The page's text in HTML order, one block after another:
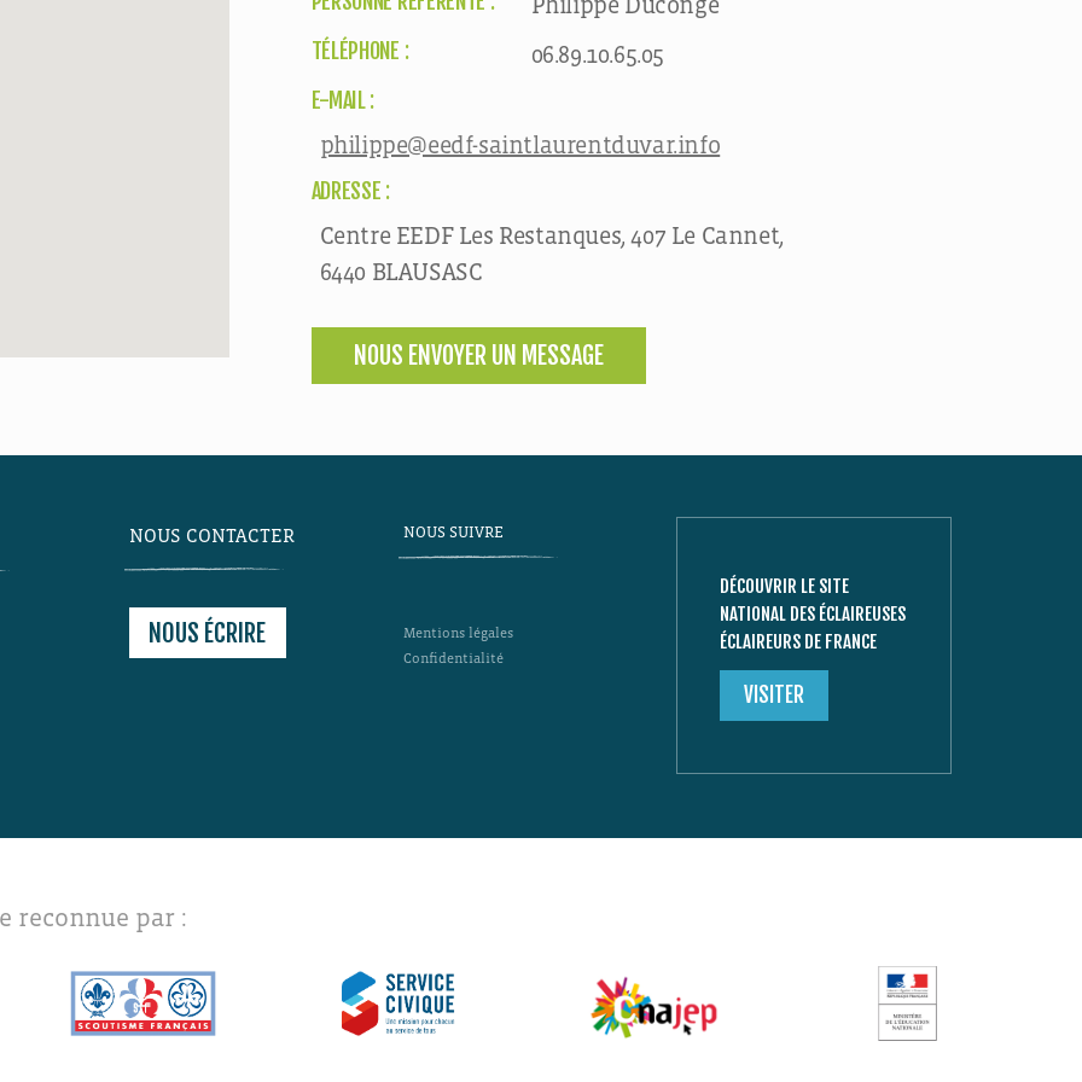
TÉLÉPHONE : 06.89.10.65.05
E-MAIL :
philippe@eedf-saintlaurentduvar.info
ADRESSE :
Centre EEDF Les Restanques, 407 Le Cannet,
6440 BLAUSASC
NOUS ENVOYER UN MESSAGE
NOUS CONTACTER
NOUS ÉCRIRE
NOUS SUIVRE
Mentions légales
Confidentialité
DÉCOUVRIR LE SITE
NATIONAL DES ÉCLAIREUSES
ÉCLAIREURS DE FRANCE
VISITER
reconnue par :